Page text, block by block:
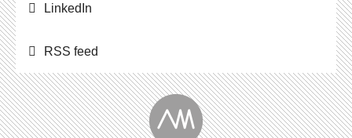
Lin­ke­dIn
RSS feed